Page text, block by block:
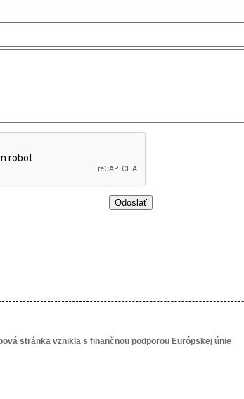
stránka vznikla s finančnou podporou Európskej únie